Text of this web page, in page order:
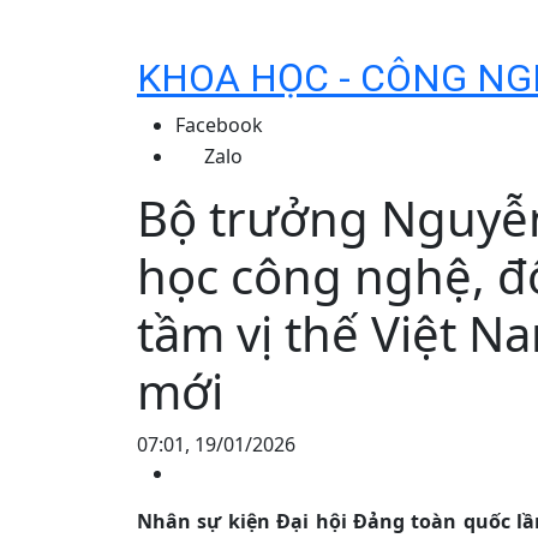
KHOA HỌC - CÔNG
Facebook
Zalo
Bộ trưởng
học công nghệ,
tầm vị thế Việt
mới
07:01, 19/01/2026
Nhân sự kiện Đại hội Đảng toàn quốc